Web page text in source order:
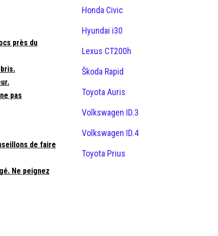
près du
pas
de faire
Ne peignez
Honda Civic
Hyundai i30
Lexus CT200h
Škoda Rapid
Toyota Auris
Volkswagen ID.3
Volkswagen ID.4
Toyota Prius